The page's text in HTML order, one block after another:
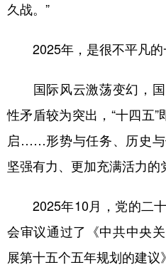
久战。”
2025年，是很不平凡的
国际风云激荡变幻，国
性矛盾较为突出，“十四五”
启……形势与任务、历史与
坚强有力、更加充满活力的
2025年10月，党的二十
会审议通过了《中共中央
展第十五个五年规划的建议